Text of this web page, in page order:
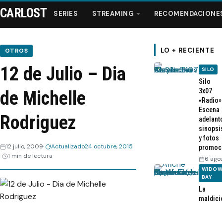
Series
Streaming
Recomendaciones
Videos
Webisodios
CARLOST SERIES STREAMING
OTROS
12 de Julio – Dia
de Michelle
Rodriguez
12 julio, 2009 Actualizado24 octubre, 2015
1 min de lectura
LO + RECIENTE
SILO
Silo
3x07
Escena
y fotos
6
BAY
La